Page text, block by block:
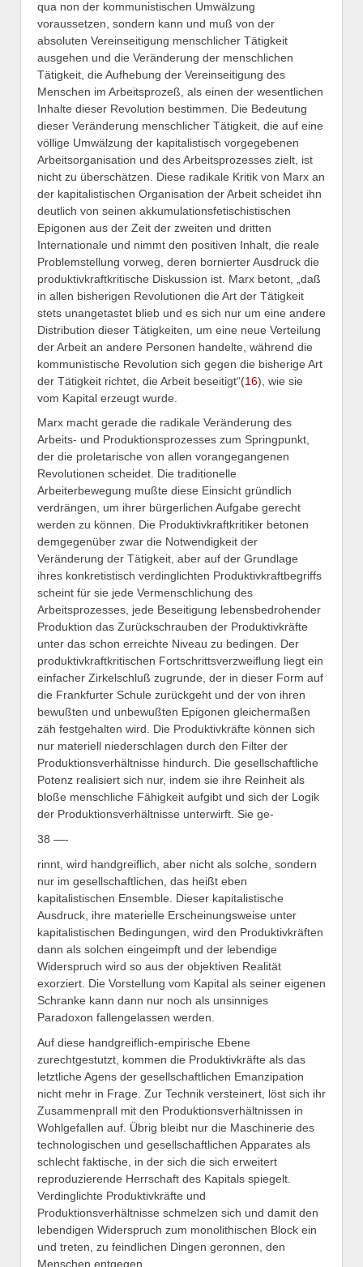
qua non der kommunistischen Umwälzung
voraussetzen, sondern kann und muß von der
absoluten Vereinseitigung menschlicher Tätigkeit
ausgehen und die Veränderung der menschlichen
Tätigkeit, die Aufhebung der Vereinseitigung des
Menschen im Arbeitsprozeß, als einen der wesentlichen
Inhalte dieser Revolution bestimmen. Die Bedeutung
dieser Veränderung menschlicher Tätigkeit, die auf eine
völlige Umwälzung der kapitalistisch vorgegebenen
Arbeitsorganisation und des Arbeitsprozesses zielt, ist
nicht zu überschätzen. Diese radikale Kritik von Marx an
der kapitalistischen Organisation der Arbeit scheidet ihn
deutlich von seinen akkumulationsfetischistischen
Epigonen aus der Zeit der zweiten und dritten
Internationale und nimmt den positiven Inhalt, die reale
Problemstellung vorweg, deren bornierter Ausdruck die
produktivkraftkritische Diskussion ist. Marx betont, „daß
in allen bisherigen Revolutionen die Art der Tätigkeit
stets unangetastet blieb und es sich nur um eine andere
Distribution dieser Tätigkeiten, um eine neue Verteilung
der Arbeit an andere Personen handelte, während die
kommunistische Revolution sich gegen die bisherige Art
der Tätigkeit richtet, die Arbeit beseitigt“(16), wie sie
vom Kapital erzeugt wurde.
Marx macht gerade die radikale Veränderung des
Arbeits- und Produktionsprozesses zum Springpunkt,
der die proletarische von allen vorangegangenen
Revolutionen scheidet. Die traditionelle
Arbeiterbewegung mußte diese Einsicht gründlich
verdrängen, um ihrer bürgerlichen Aufgabe gerecht
werden zu können. Die Produktivkraftkritiker betonen
demgegenüber zwar die Notwendigkeit der
Veränderung der Tätigkeit, aber auf der Grundlage
ihres konkretistisch verdinglichten Produktivkraftbegriffs
scheint für sie jede Vermenschlichung des
Arbeitsprozesses, jede Beseitigung lebensbedrohender
Produktion das Zurückschrauben der Produktivkräfte
unter das schon erreichte Niveau zu bedingen. Der
produktivkraftkritischen Fortschrittsverzweiflung liegt ein
einfacher Zirkelschluß zugrunde, der in dieser Form auf
die Frankfurter Schule zurückgeht und der von ihren
bewußten und unbewußten Epigonen gleichermaßen
zäh festgehalten wird. Die Produktivkräfte können sich
nur materiell niederschlagen durch den Filter der
Produktionsverhältnisse hindurch. Die gesellschaftliche
Potenz realisiert sich nur, indem sie ihre Reinheit als
bloße menschliche Fähigkeit aufgibt und sich der Logik
der Produktionsverhältnisse unterwirft. Sie ge-
38 —-
rinnt, wird handgreiflich, aber nicht als solche, sondern
nur im gesellschaftlichen, das heißt eben
kapitalistischen Ensemble. Dieser kapitalistische
Ausdruck, ihre materielle Erscheinungsweise unter
kapitalistischen Bedingungen, wird den Produktivkräften
dann als solchen eingeimpft und der lebendige
Widerspruch wird so aus der objektiven Realität
exorziert. Die Vorstellung vom Kapital als seiner eigenen
Schranke kann dann nur noch als unsinniges
Paradoxon fallengelassen werden.
Auf diese handgreiflich-empirische Ebene
zurechtgestutzt, kommen die Produktivkräfte als das
letztliche Agens der gesellschaftlichen Emanzipation
nicht mehr in Frage. Zur Technik versteinert, löst sich ihr
Zusammenprall mit den Produktionsverhältnissen in
Wohlgefallen auf. Übrig bleibt nur die Maschinerie des
technologischen und gesellschaftlichen Apparates als
schlecht faktische, in der sich die sich erweitert
reproduzierende Herrschaft des Kapitals spiegelt.
Verdinglichte Produktivkräfte und
Produktionsverhältnisse schmelzen sich und damit den
lebendigen Widerspruch zum monolithischen Block ein
und treten, zu feindlichen Dingen geronnen, den
Menschen entgegen.